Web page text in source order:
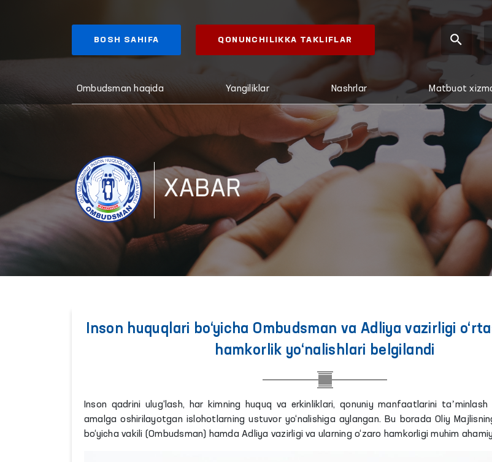
BOSH SAHIFA QONUNCHILIKKA TAKLIFLAR
Ombudsman haqida Yangiliklar Nashrlar Matbuot
XABAR
Inson huquqlari bo‘yicha Ombudsman va Adliya vazirligi
hamkorlik yo‘nalishlari belgilandi
Inson qadrini ulug‘lash, har kimning huquq va erkinliklari, qonuniy manfaatlarini
amalga oshirilayotgan islohotlarning ustuvor yo‘nalishiga aylangan. Bu borada Oliy
bo‘yicha vakili (Ombudsman) hamda Adliya vazirligi va ularning o‘zaro hamkorligi muhim